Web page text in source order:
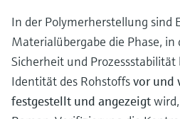
In der Polymerherstellung sind
Materialübergabe die Phase,
Sicherheit und
Identität des Rohstoffsvor und
festgestellt und angezeigt